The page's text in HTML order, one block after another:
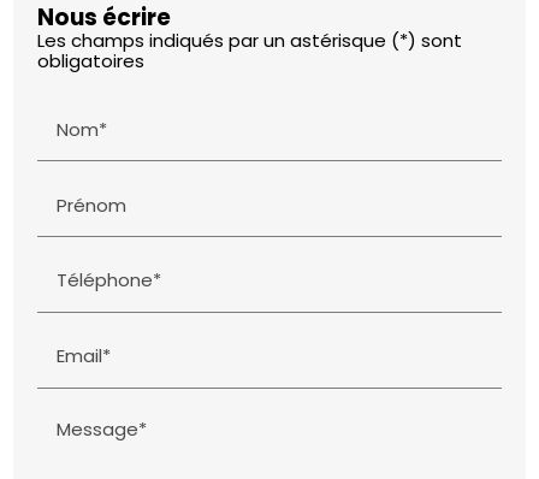
Nous écrire
Les champs indiqués par un astérisque (*) sont
obligatoires
Nom*
Prénom
Téléphone*
Email*
Message*